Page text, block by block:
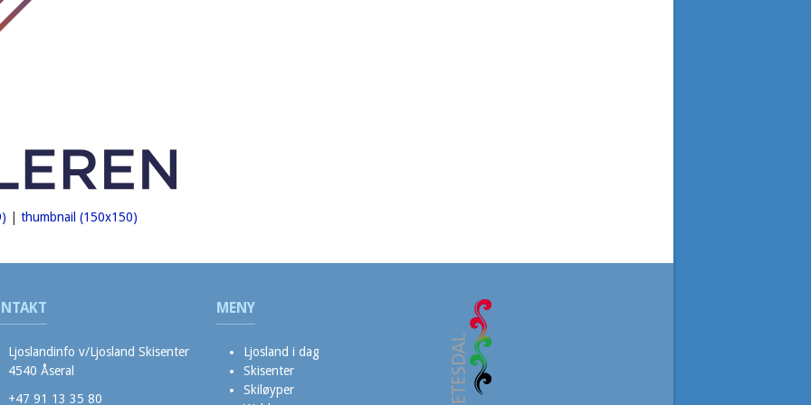
thumbnail (150x150)
Ljoslandinfo v/Ljosland Skisenter
4540 Åseral
+47 91 13 35 80
MENY
Ljosland i dag
Skisenter
Skiløyper